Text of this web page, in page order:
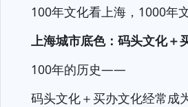
100年文化看上海，1000年
上海城市底色：码头文化＋
100年的历史——
码头文化＋买办文化经常成